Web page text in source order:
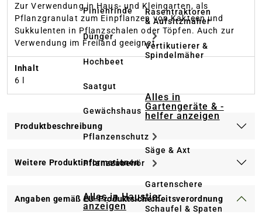
Pinienrinde
Dünger
Hochbeet
Saatgut
Gewächshaus
Pflanzenschutz
Pflanzzubehör
Alles in Haustier
anzeigen
Rasentraktoren
& Aufsitzmäher
Vertikutierer &
Spindelmäher
Alles in
Gartengeräte & -
helfer anzeigen
Säge & Axt
Gartenschere
Schaufel & Spaten
Zur Verwendung in Haus- und Kleingarten, als
Pflanzgranulat zum Einpflanzen von Kakteen und
Sukkulenten in Pflanzschalen oder Töpfen. Auch zur
Verwendung im Freiland geeignet.
Inhalt
6 l
Produktbeschreibung
Weitere Produktinformationen
Angaben gemäß EU-Produktsicherheitsverordnung